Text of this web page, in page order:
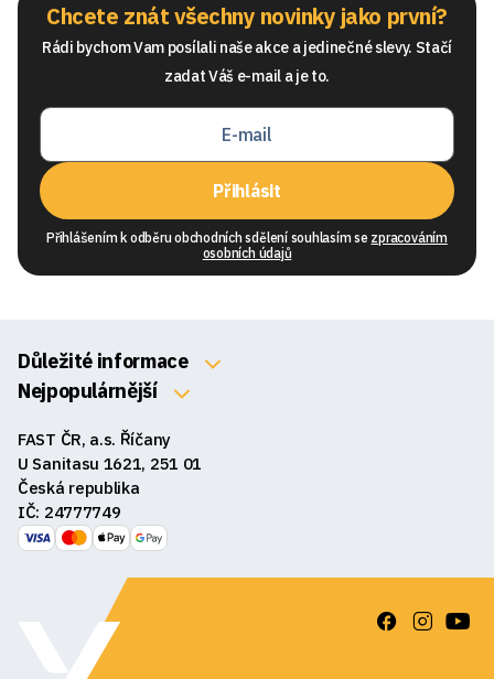
Chcete znát všechny novinky jako první?
Rádi bychom Vam posílali naše akce a jedinečné slevy. Stačí
zadat Váš e-mail a je to.
Přihlásit
Přihlášením k odběru obchodních sdělení souhlasím se zpracováním
osobních údajů
Důležité informace
O nás
Obchodní podmínky
Reklamace a vrácení zboží
GDPR
Nejpopulárnější
Sluchátka
Reproduktory
FAST ČR, a.s. Říčany
U Sanitasu 1621, 251 01
Česká republika
IČ: 24777749